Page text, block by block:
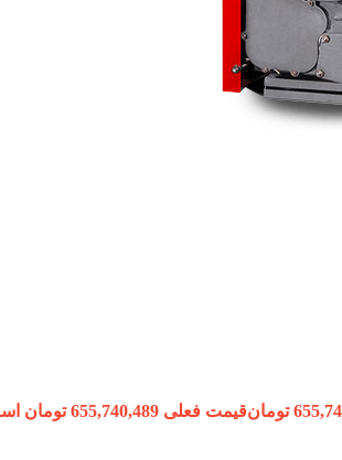
تومانقیمت فعلی 655,740,489 تومان است.